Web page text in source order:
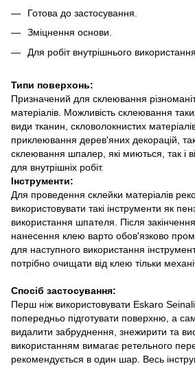
Готова до застосування.
Зміцнення основи.
Для робіт внутрішнього використання.
Типи поверхонь:
Призначений для склеювання
матеріалів. Можливість склеювання
види тканин, скловолокнистих
приклеювання дерев'яних декорацій,
склеювання шпалер, які миються, так і
для внутрішніх робіт.
Інструменти:
Для проведення склейки матеріалів
використовувати такі інструменти як
використання шпателя. Після закінчення
нанесення клею варто обов'язково
для наступного використання
потрібно очищати від клею тільки
Спосіб застосування:
Перш ніж використовувати Eskaro
попередньо підготувати поверхню, а
видалити забруднення, знежирити та
використанням вимагає ретельного
рекомендується в один шар. Весь